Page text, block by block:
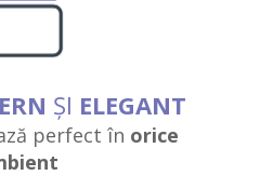
ȘI ELEGANT
perfect în orice